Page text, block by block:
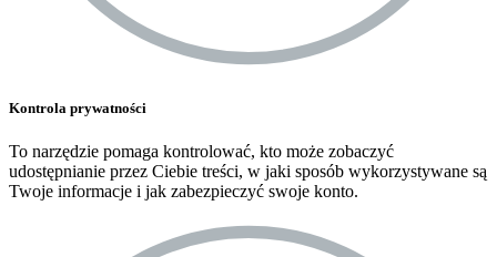
Kontrola prywatności
To narzędzie pomaga kontrolować, kto może zobaczyć
udostępnianie przez Ciebie treści, w jaki sposób wykorzystywane są
Twoje informacje i jak zabezpieczyć swoje konto.